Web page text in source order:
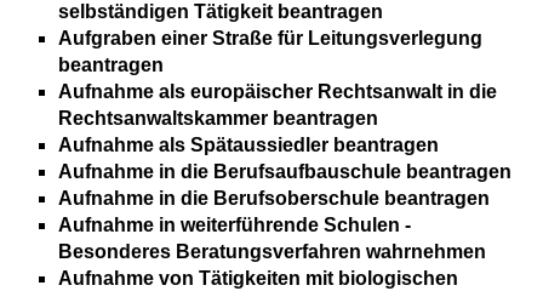
selbständigen Tätigkeit beantragen
Aufgraben einer Straße für Leitungsverlegung
beantragen
Aufnahme als europäischer Rechtsanwalt in die
Rechtsanwaltskammer beantragen
Aufnahme als Spätaussiedler beantragen
Aufnahme in die Berufsaufbauschule beantragen
Aufnahme in die Berufsoberschule beantragen
Aufnahme in weiterführende Schulen -
Besonderes Beratungsverfahren wahrnehmen
Aufnahme von Tätigkeiten mit biologischen